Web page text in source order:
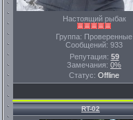
Настоящий рыбак
Группа: Проверенные
Сообщений: 933
Репутация: 59
Замечания: 0%
Статус: Offline
RT-02